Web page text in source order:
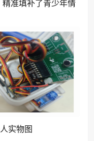
准填补了青少年情
实物图